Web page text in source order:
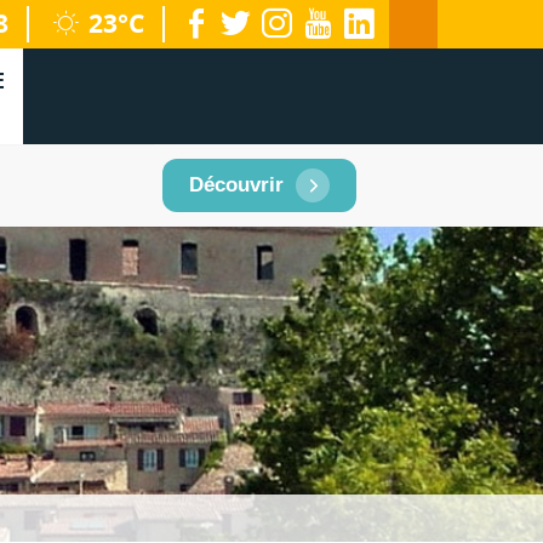
23°C facebook
twitterinstagram
youtube
Découvrir